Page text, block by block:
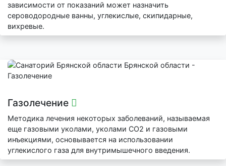
зависимости от показаний может назначить
сероводородные ванны, углекислые, скипидарные,
вихревые.
Газолечение
Методика лечения некоторых заболеваний, называемая
еще газовыми уколами, уколами СО2 и газовыми
инъекциями, основывается на использовании
углекислого газа для внутримышечного введения.